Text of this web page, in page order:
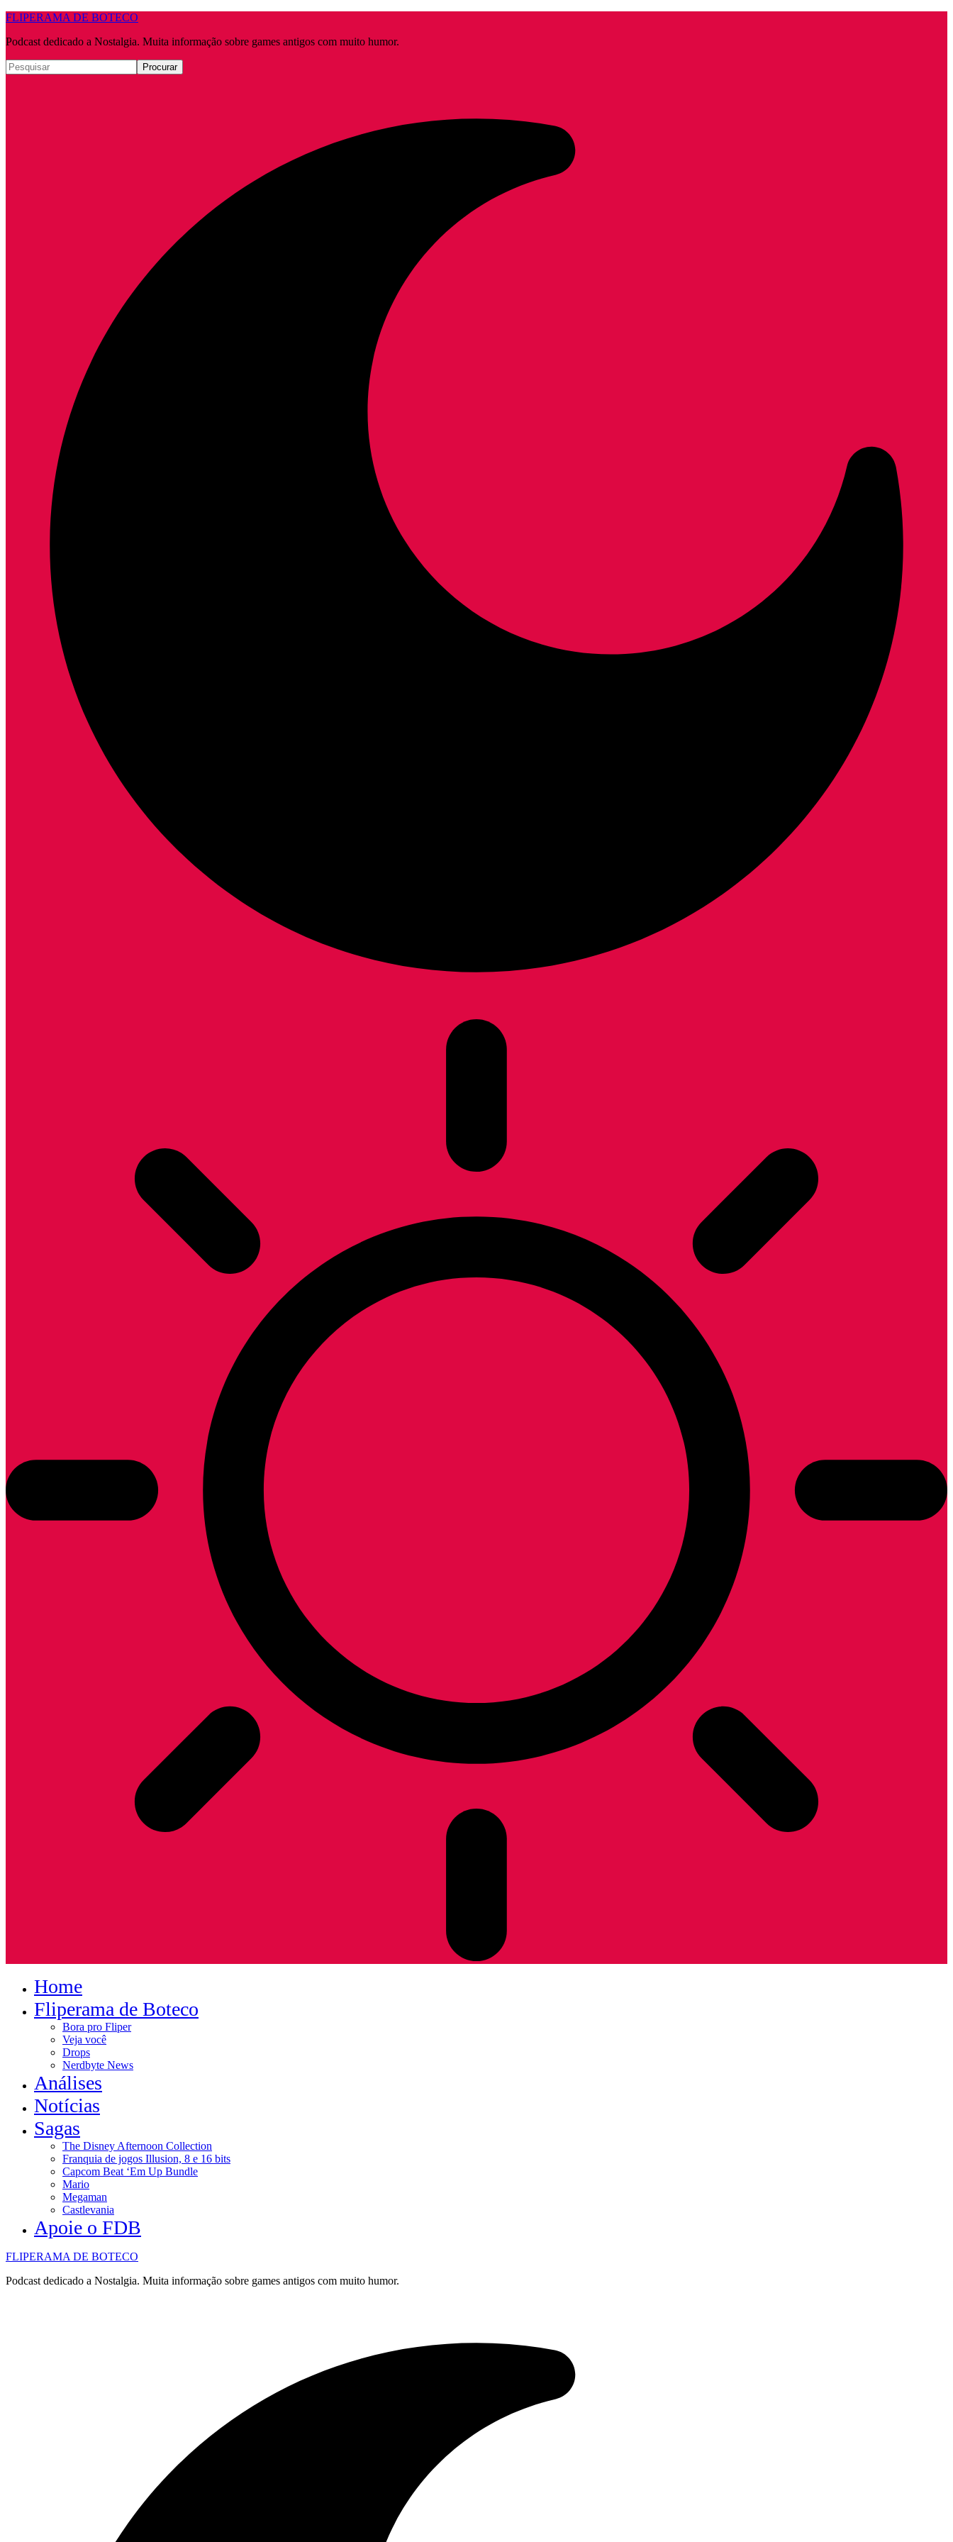
FLIPERAMA DE BOTECO
Podcast dedicado a Nostalgia. Muita informação sobre games antigos com muito humor.
Home
Fliperama de Boteco
Bora pro Fliper
Veja você
Drops
Nerdbyte News
Análises
Notícias
Sagas
The Disney Afternoon Collection
Franquia de jogos Illusion, 8 e 16 bits
Capcom Beat ‘Em Up Bundle
Mario
Megaman
Castlevania
Apoie o FDB
FLIPERAMA DE BOTECO
Podcast dedicado a Nostalgia. Muita informação sobre games antigos com muito humor.